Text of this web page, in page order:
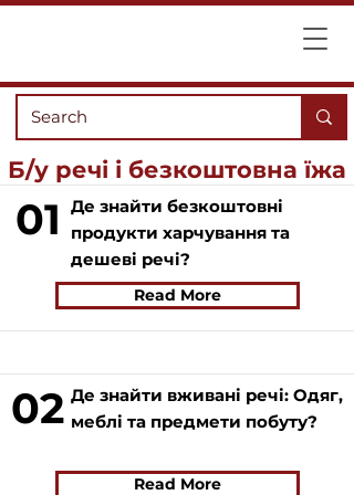
Б/у речі і безкоштовна їжа
01
Де знайти безкоштовні
продукти харчування та
дешеві речі?
Read More
02 Де знайти вживані речі: Одяг,
меблі та предмети побуту?
Read More